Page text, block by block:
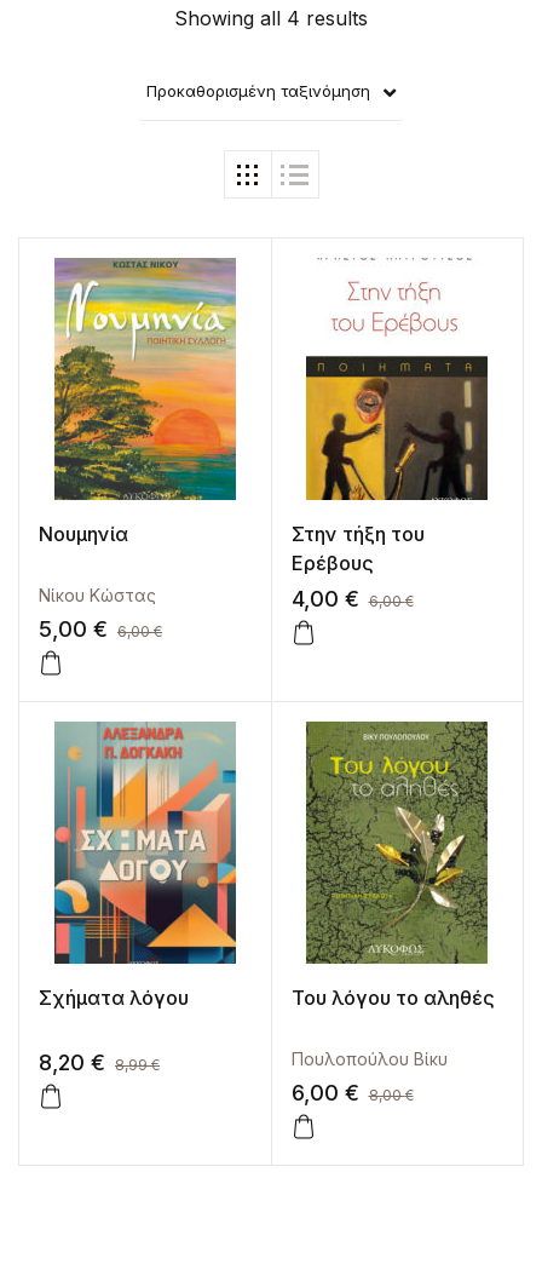
Showing all 4 results
Προκαθορισμένη ταξινόμηση
Νουμηνία
Νίκου Κώστας
5,00 € 6,00€
Στην τήξη του
Ερέβους
4,00 € 6,00€
Σχήματα λόγου
8,20 € 8,99€
Του λόγου το αληθές
Πουλοπούλου Βίκυ
6,00 € 8,00€